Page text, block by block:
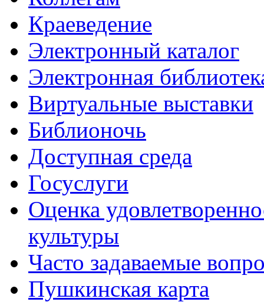
Краеведение
Электронный каталог
Электронная
Виртуальные выставки
Библионочь
Доступная среда
Госуслуги
Оценка
культуры
Часто задаваемые
Пушкинская карта